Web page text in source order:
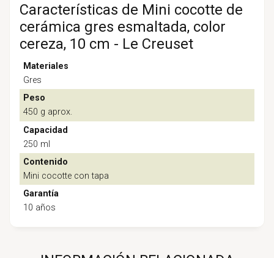
Características de Mini cocotte de
cerámica gres esmaltada, color
cereza, 10 cm - Le Creuset
Materiales
Gres
Peso
450 g aprox.
Capacidad
250 ml
Contenido
Mini cocotte con tapa
Garantía
10 años